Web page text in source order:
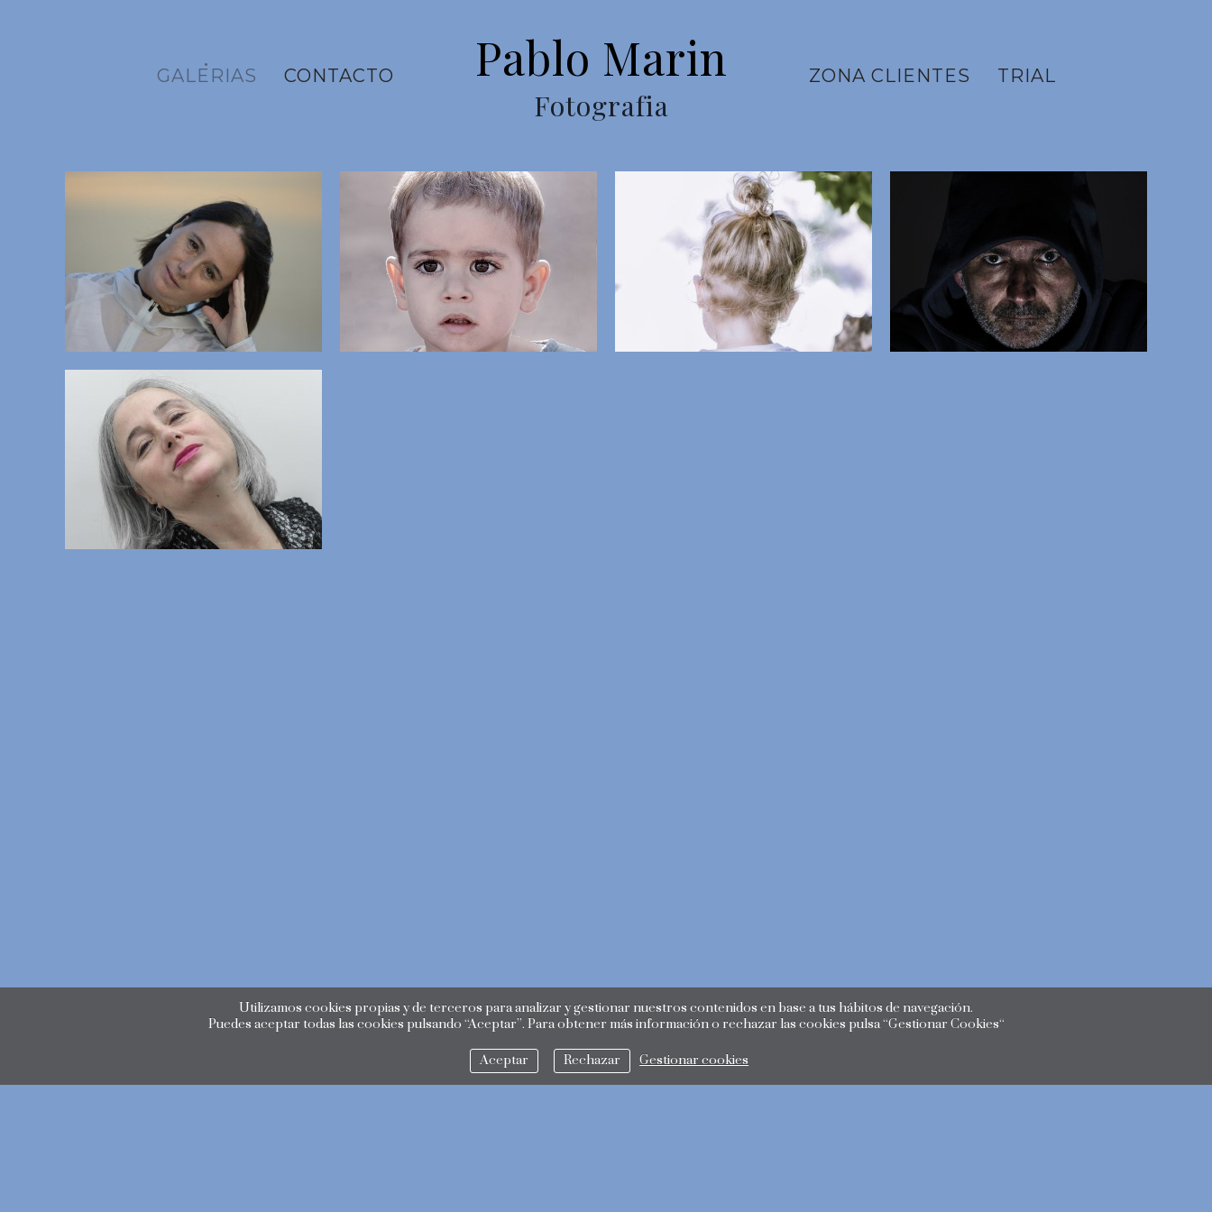
GALERIAS CONTACTO Pablo Marin
Fotografia
ZONA CLIENTES TRIAL
Utilizamos cookies propias y de terceros para analizar y gestionar nuestros contenidos en base a tus hábitos de navegación.
Puedes aceptar todas las cookies pulsando “Aceptar”. Para obtener más información o rechazar las cookies pulsa “Gestionar Cookies“
Aceptar Rechazar Gestionar cookies